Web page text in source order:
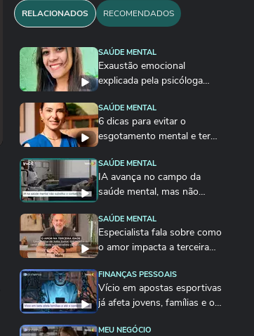
RELACIONADOS RECOMENDADOS
SAÚDE MENTAL
Exaustão emocional
explicada pela psicóloga
SAÚDE MENTAL
6 dicas para evitar o
esgotamento mental e ter
SAÚDE MENTAL
IA avança no campo da
saúde mental, mas não
SAÚDE MENTAL
Especialista fala sobre como
o amor impacta a terceira
FINANÇAS PESSOAIS
Vício em apostas esportivas
já afeta jovens, famílias e o
MEU NEGÓCIO